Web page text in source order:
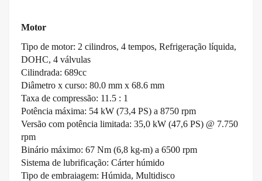
Motor
Tipo de motor: 2 cilindros, 4 tempos, Refrigeração líquida,
DOHC, 4 válvulas
Cilindrada: 689cc
Diâmetro x curso: 80.0 mm x 68.6 mm
Taxa de compressão: 11.5 : 1
Potência máxima: 54 kW (73,4 PS) a 8750 rpm
Versão com potência limitada: 35,0 kW (47,6 PS) @ 7.750
rpm
Binário máximo: 67 Nm (6,8 kg-m) a 6500 rpm
Sistema de lubrificação: Cárter húmido
Tipo de embraiagem: Húmida, Multidisco